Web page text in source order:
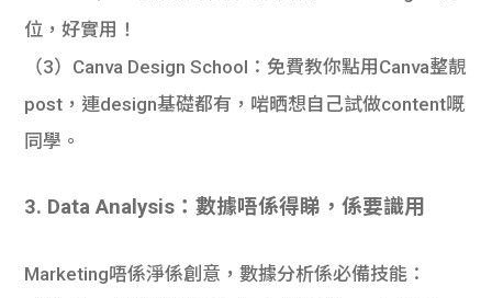
位，好實用！
（3）Canva Design School ：免費教你點用Canva整靚
post，連design基礎都有，啱晒想自己試做content嘅
同學。
3. Data Analysis：數據唔係得睇，係要識用
Marketing唔係淨係創意，數據分析係必備技能：